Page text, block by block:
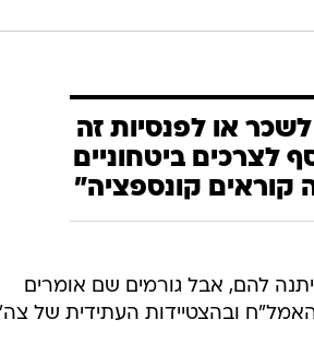
או לפנסיות זה
לצרכים ביטחוניים
קוראים קונספציה"
להם, אבל גורמים שם אומרים
ובהצטיידות העתידית של